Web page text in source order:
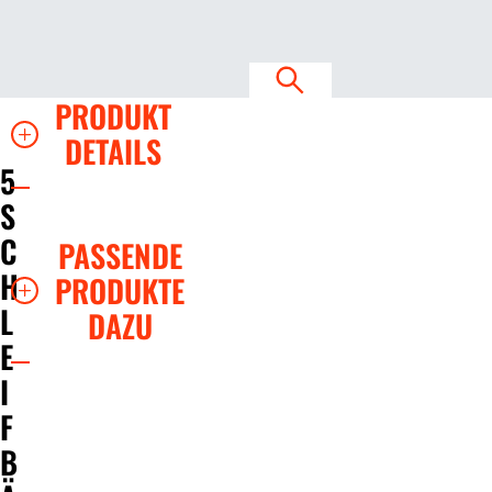
5
S
C
H
L
E
I
F
B
PRODUKT
DETAILS
PASSENDE
PRODUKTE
DAZU